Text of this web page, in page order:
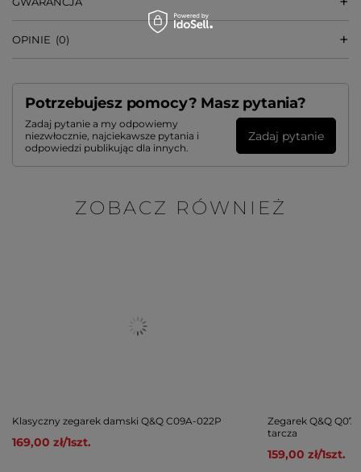
OPINIE (0)
Potrzebujesz pomocy? Masz pytania?
Zadaj pytanie a my odpowiemy
niezwłocznie, najciekawsze pytania i
odpowiedzi publikując dla innych.
Zadaj pytanie
ZOBACZ RÓWNIEŻ
Klasyczny zegarek damski Q&Q C09A-022P
169,00 zł/1szt.
Zegarek Q&Q
tarcza
159,00 zł/1szt.